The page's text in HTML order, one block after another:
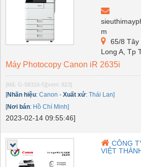
m
65/8
Long A, Tp
Máy Photocopy Canon iR 2635i
[Mã: G-58316-5] [xem: 823]
[Nhãn hiệu: Canon - Xuất xứ: Thái Lan]
[Nơi bán: Hồ Chí Minh]
2023-02-14 09:55:46]
CÔNG
VIỆT